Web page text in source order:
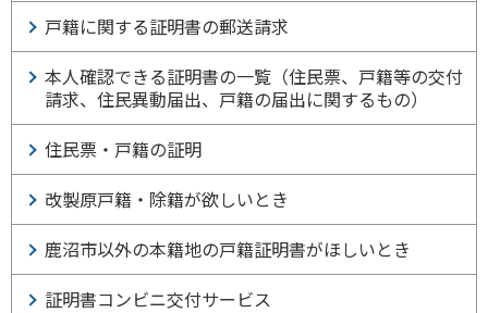
戸籍に関する証明書の郵送請求
本人確認できる証明書の一覧（住民票、戸籍等の交付
請求、住民異動届出、戸籍の届出に関するもの）
住民票・戸籍の証明
改製原戸籍・除籍が欲しいとき
鹿沼市以外の本籍地の戸籍証明書がほしいとき
証明書コンビニ交付サービス